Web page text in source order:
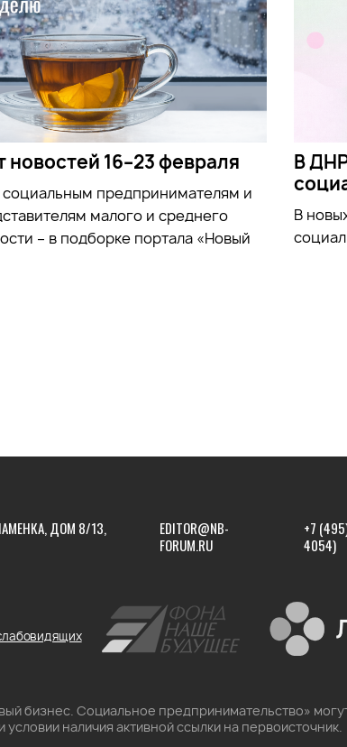
16–23 февраля
предпринимателям и
малого и среднего
– в подборке портала «Новый
В
В
ДОМ 8/13,
EDITOR@NB-
FORUM.RU
+7
4054)
бизнес. Социальное предпринимательство»
наличия активной ссылки на первоисточник.